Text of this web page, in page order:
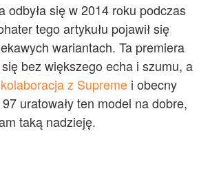
odbyła się w 2014 roku podczas
tego artykułu pojawił się
wariantach. Ta premiera
bez większego echa i szumu, a
kolaboracja z Supreme i obecny
uratowały ten model na dobre,
taką nadzieję.